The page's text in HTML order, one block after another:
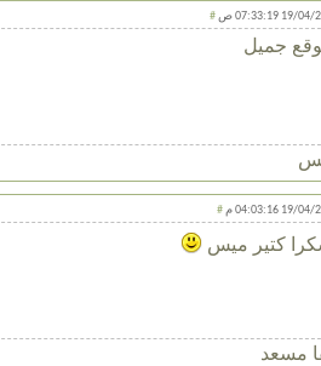
07:33:19 ص #
جميل
04:03:16 م #
كتير ميس
مسعد